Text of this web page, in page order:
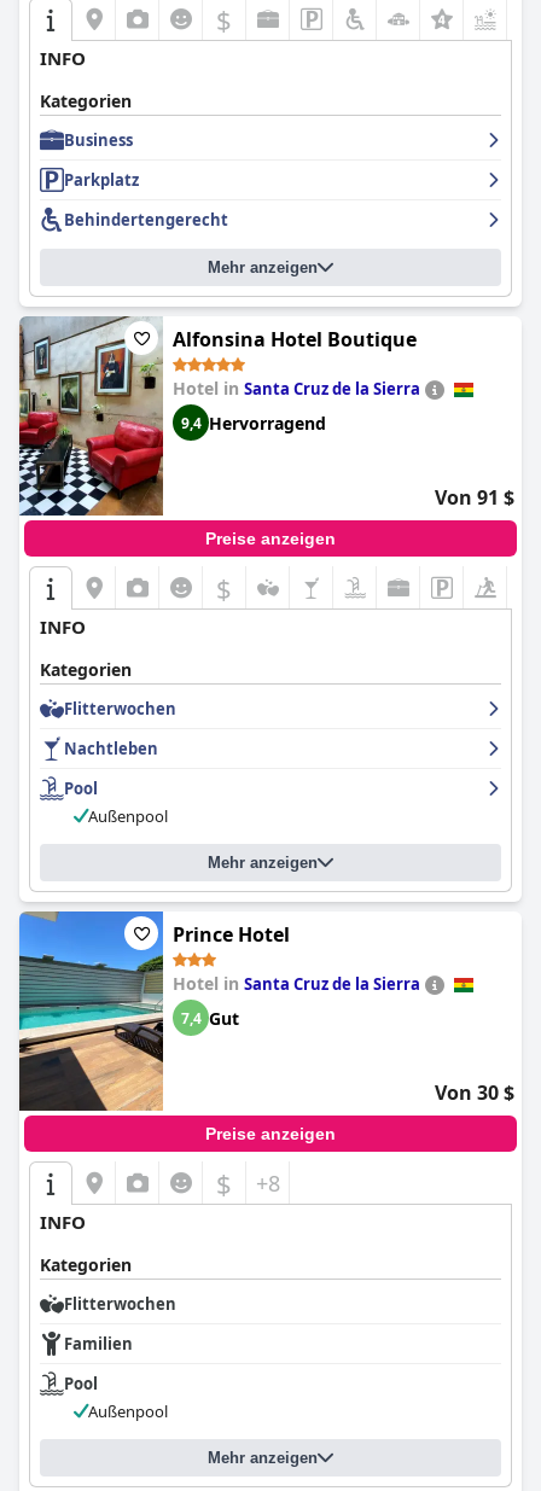
$
INFO
Kategorien
Business
Parkplatz
Behindertengerecht
Mehr anzeigen
Alfonsina Hotel Boutique
Hotel in Santa Cruz de la Sierra
9,4 Hervorragend
Von 91 $
Preise anzeigen
$
INFO
Kategorien
Flitterwochen
Nachtleben
Pool
Außenpool
Mehr anzeigen
Prince Hotel
Hotel in Santa Cruz de la Sierra
7,4 Gut
Von 30 $
Preise anzeigen
$ +8
INFO
Kategorien
Flitterwochen
Familien
Pool
Außenpool
Mehr anzeigen